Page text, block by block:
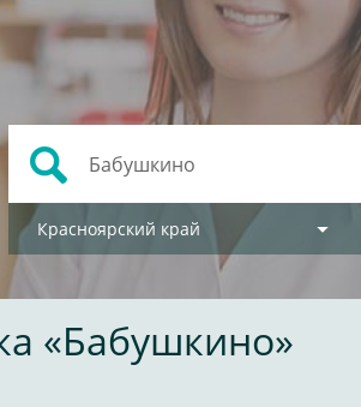
Красноярский край
«Бабушкино»